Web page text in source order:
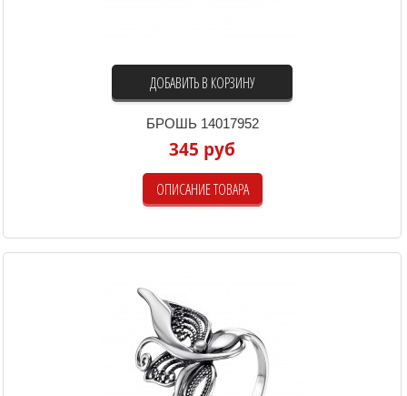
ДОБАВИТЬ В КОРЗИНУ
БРОШЬ 14017952
345 руб
ОПИСАНИЕ ТОВАРА